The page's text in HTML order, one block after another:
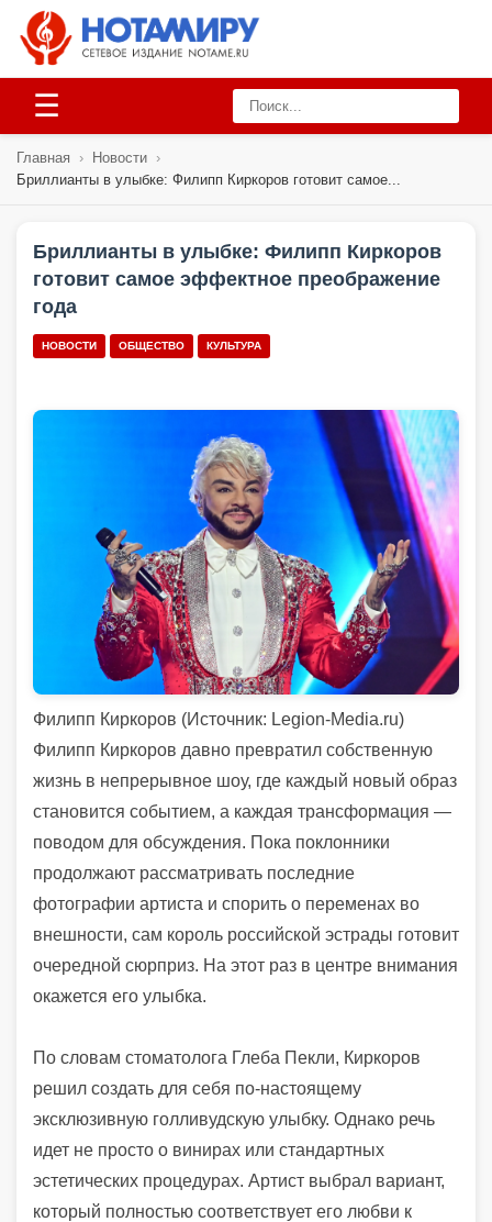
☰
Главная › Новости ›
Бриллианты в улыбке: Филипп Киркоров готовит самое...
Бриллианты в улыбке: Филипп Киркоров
готовит самое эффектное преображение
года
НОВОСТИ ОБЩЕСТВО КУЛЬТУРА
Филипп Киркоров (Источник: Legion-Media.ru)
Филипп Киркоров давно превратил собственную
жизнь в непрерывное шоу, где каждый новый образ
становится событием, а каждая трансформация —
поводом для обсуждения. Пока поклонники
продолжают рассматривать последние
фотографии артиста и спорить о переменах во
внешности, сам король российской эстрады готовит
очередной сюрприз. На этот раз в центре внимания
окажется его улыбка.
По словам стоматолога Глеба Пекли, Киркоров
решил создать для себя по-настоящему
эксклюзивную голливудскую улыбку. Однако речь
идет не просто о винирах или стандартных
эстетических процедурах. Артист выбрал вариант,
который полностью соответствует его любви к